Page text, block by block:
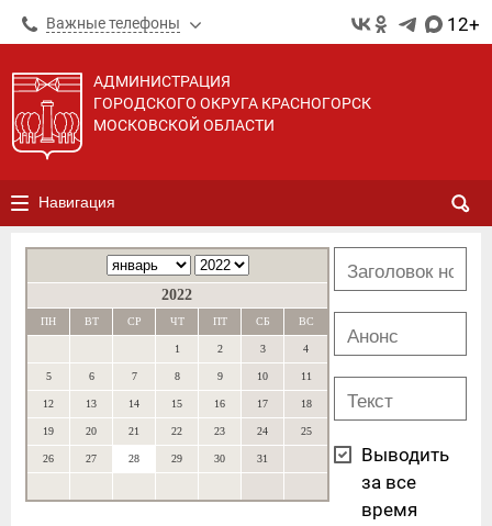
Важные телефоны 12+
АДМИНИСТРАЦИЯ
ГОРОДСКОГО ОКРУГА КРАСНОГОРСК
МОСКОВСКОЙ ОБЛАСТИ
Навигация
2022
ПН ВТ СР ЧТ ПТ СБ ВС
1 2 3 4
5 6 7 8 9 10 11
12 13 14 15 16 17 18
19 20 21 22 23 24 25
26 27 28 29 30 31
Выводить
за все
время